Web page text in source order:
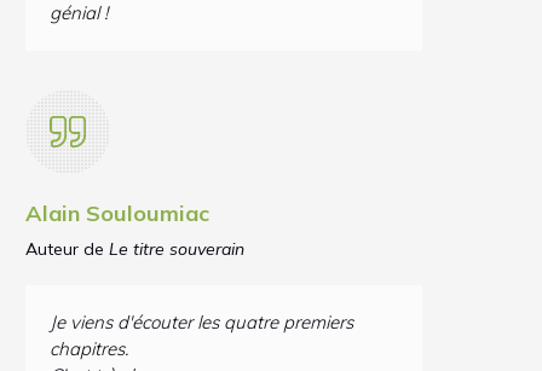
génial !
Alain Souloumiac
Auteur de Le titre souverain
Je viens d'écouter les quatre premiers
chapitres.